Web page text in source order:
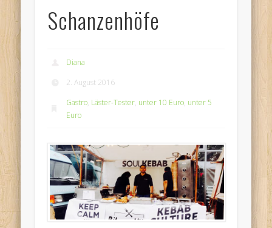
Schanzenhöfe
Diana
2. August 2016
Gastro, Läster-Tester, unter 10 Euro, unter 5
Euro